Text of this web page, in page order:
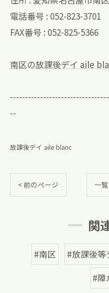
電話番号 : 052-823-3701
FAX番号 : 052-825-5366
南区の放課後デイ aile
--
放課後デイ aile blanc
< 前のページ 一
関
#南区 #放課後等
#障